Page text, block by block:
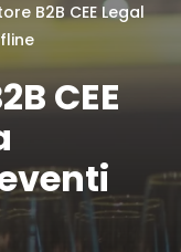
B2B CEE Legal
CEE